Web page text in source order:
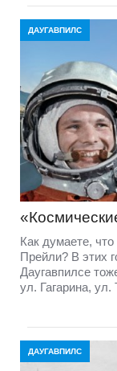
ДАУГАВПИЛС
Как думаете,
Прейли? В этих
Даугавпилсе
ул. Гагарина,
ДАУГАВПИЛС